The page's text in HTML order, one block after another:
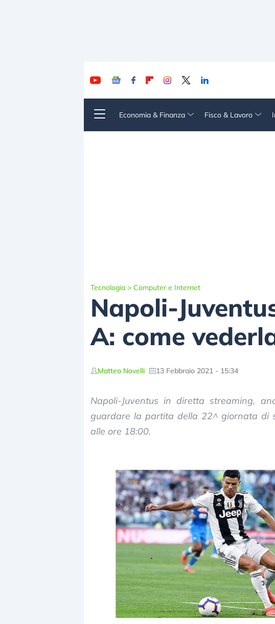
Economia & Finanza Fisco & Lavoro
Tecnologia > Computer e Internet
Napoli-
A: come
Matteo Novelli 13 Febbraio 2021 - 15:34
Napoli-Juventus in diretta streaming,
guardare la partita della 22^ giornata di
alle ore 18:00.
Dalle valutazioni estreme alla
correzione. Cosa sta guidando il